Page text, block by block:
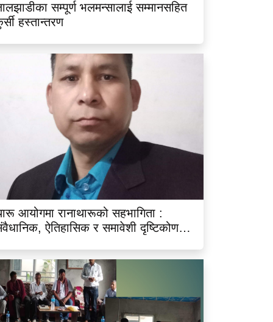
सम्पूर्ण भलमन्सालाई सम्मानसहित
हस्तान्तरण
आयोगमा रानाथारूको सहभागिता :
ऐतिहासिक र समावेशी दृष्टिकोणबाट